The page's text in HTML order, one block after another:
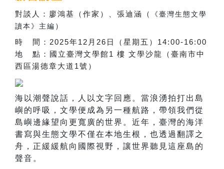
對談人：廖鴻基（作家）、張迪涵（
《臺灣生態文學
讀本》主編 ）
時 間： 2025年12 月 26 日 （星期五） 14:00-16:00
地 點：國立臺灣文學館1 樓 文學沙龍
（臺南市中
西區湯德章大道 1號）
海以潮聲說話，人以文字回應。當浪湧拍打出島
嶼的呼吸，文學便成為另一種航路，帶領我們從
島嶼邊緣望向更寬廣的世界。近年，臺灣的海洋
書寫與生態文學不僅在本地生根，也透過翻譯之
舟，正緩緩航向國際視野，讓世界聽見這座島的
聲音。